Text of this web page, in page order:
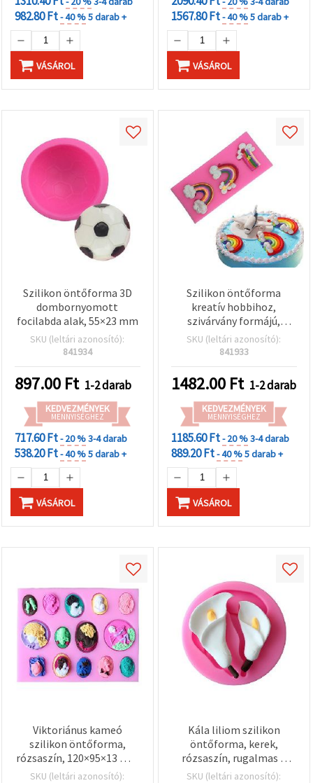
982.80 Ft- 40 %5 darab +
VÁSÁROL
1567.80 Ft- 40 %5 darab +
VÁSÁROL
Szilikon öntőforma 3D
dombornyomott
focilabda alak, 55×23 mm
SKU (leltári azonosító):
841934
897.00 Ft 1-2 darab
KEDVEZMÉNYEK
MENNYISÉGHEZ
717.60 Ft- 20 %3-4 darab
538.20 Ft- 40 %5 darab +
VÁSÁROL
Szilikon öntőforma
kreatív hobbihoz,
szivárvány formájú,
73×128×13 mm
SKU (leltári azonosító):
841933
1482.00 Ft 1-2 darab
KEDVEZMÉNYEK
MENNYISÉGHEZ
1185.60 Ft- 20 %3-4 darab
889.20 Ft- 40 %5 darab +
VÁSÁROL
Viktoriánus kameó
szilikon öntőforma,
rózsaszín, 120×95×13 mm
– téglalap alakú, több
SKU (leltári azonosító):
Kála liliom szilikon
öntőforma, kerek,
rózsaszín, rugalmas –
fondanthoz, cukrászati
SKU (leltári azonosító):